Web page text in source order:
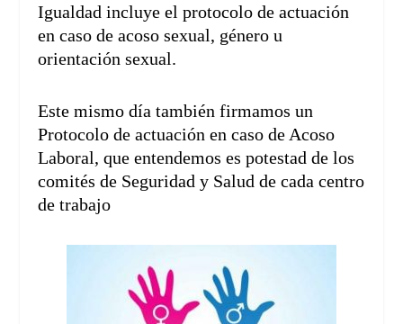
Igualdad incluye el protocolo de actuación
en caso de acoso sexual, género u
orientación sexual.
Este mismo día también firmamos un
Protocolo de actuación en caso de Acoso
Laboral, que entendemos es potestad de los
comités de Seguridad y Salud de cada centro
de trabajo